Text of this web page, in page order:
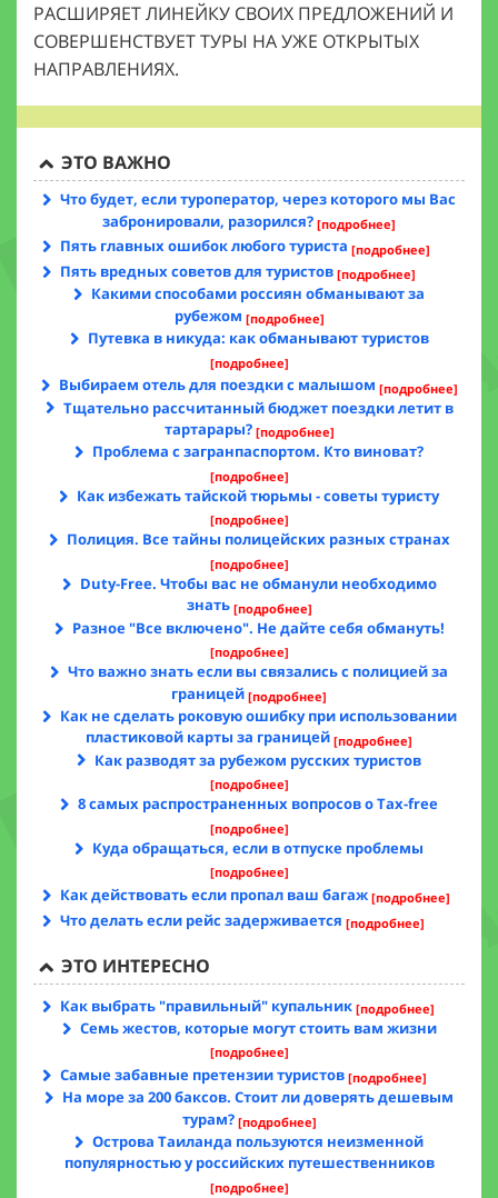
РАСШИРЯЕТ ЛИНЕЙКУ СВОИХ ПРЕДЛОЖЕНИЙ И
СОВЕРШЕНСТВУЕТ ТУРЫ НА УЖЕ ОТКРЫТЫХ
НАПРАВЛЕНИЯХ.
ЭТО ВАЖНО
Что будет, если туроператор, через которого мы Вас
забронировали, разорился? [подробнее]
Пять главных ошибок любого туриста [подробнее]
Пять вредных советов для туристов [подробнее]
Какими способами россиян обманывают за
рубежом [подробнее]
Путевка в никуда: как обманывают туристов
[подробнее]
Выбираем отель для поездки с малышом [подробнее]
Тщательно рассчитанный бюджет поездки летит в
тартарары? [подробнее]
Проблема с загранпаспортом. Кто виноват?
[подробнее]
Как избежать тайской тюрьмы - советы туристу
[подробнее]
Полиция. Все тайны полицейских разных странах
[подробнее]
Duty-Free. Чтобы вас не обманули необходимо
знать [подробнее]
Разное "Все включено". Не дайте себя обмануть!
[подробнее]
Что важно знать если вы связались с полицией за
границей [подробнее]
Как не сделать роковую ошибку при использовании
пластиковой карты за границей [подробнее]
Как разводят за рубежом русских туристов
[подробнее]
8 самых распространенных вопросов о Tax-free
[подробнее]
Куда обращаться, если в отпуске проблемы
[подробнее]
Как действовать если пропал ваш багаж [подробнее]
Что делать если рейс задерживается [подробнее]
ЭТО ИНТЕРЕСНО
Как выбрать "правильный" купальник [подробнее]
Семь жестов, которые могут стоить вам жизни
[подробнее]
Самые забавные претензии туристов [подробнее]
На море за 200 баксов. Стоит ли доверять дешевым
турам? [подробнее]
Острова Таиланда пользуются неизменной
популярностью у российских путешественников
[подробнее]